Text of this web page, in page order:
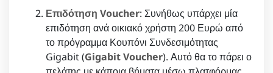
Επιδότηση Voucher: Συνήθως υπάρχει μία
επιδότηση ανά οικιακό χρήστη 200 Ευρώ από
το πρόγραμμα Κουπόνι Συνδεσιμότητας
Gigabit (Gigabit Voucher). Αυτό θα το πάρει ο